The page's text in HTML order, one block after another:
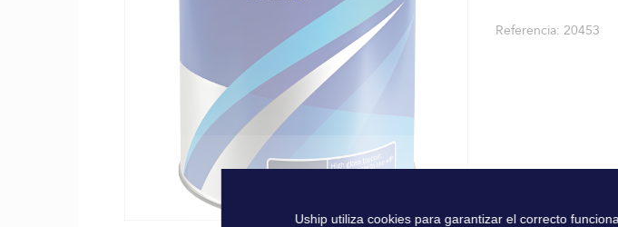
Referencia 20453
Uship utiliza cookies para garantizar el correcto